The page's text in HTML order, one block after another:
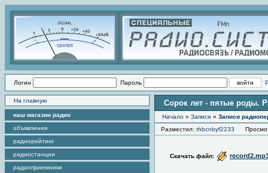
Логин Пароль
На главную
наш магазин радио
объявления
радиорейтинг
радиостанции
радиоприемники
Сорок лет - пятые роды.
Начало » Записи » Записи
Разместил: rhbcnbyf2233
Скачать файл: